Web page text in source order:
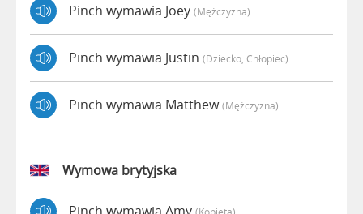
Pinch wymawia Joey (mężczyzna)
Pinch wymawia Justin (dziecko, Chłopiec)
Pinch wymawia Matthew(mężczyzna)
Wymowa brytyjska